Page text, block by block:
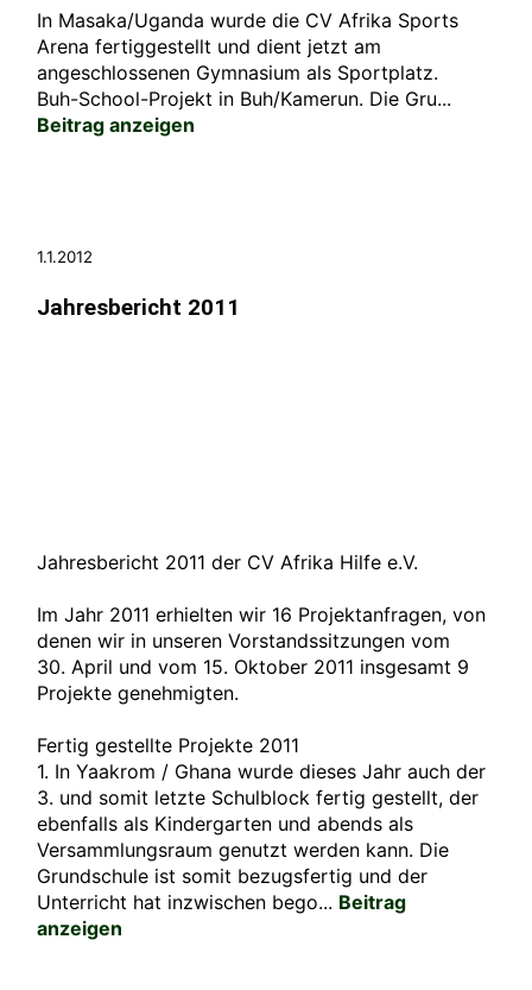
In Masaka/Uganda wurde die CV Afrika Sports
Arena fertiggestellt und dient jetzt am
angeschlossenen Gymnasium als Sportplatz.
Buh-School-Projekt in Buh/Kamerun. Die Gru...
Beitrag anzeigen
1.1.2012
Jahresbericht 2011
Jahresbericht 2011 der CV Afrika Hilfe e.V.
Im Jahr 2011 erhielten wir 16 Projektanfragen, von
denen wir in unseren Vorstandssitzungen vom
30. April und vom 15. Oktober 2011 insgesamt 9
Projekte genehmigten.
Fertig gestellte Projekte 2011
1. In Yaakrom / Ghana wurde dieses Jahr auch der
3. und somit letzte Schulblock fertig gestellt, der
ebenfalls als Kindergarten und abends als
Versammlungsraum genutzt werden kann. Die
Grundschule ist somit bezugsfertig und der
Unterricht hat inzwischen bego... Beitrag
anzeigen